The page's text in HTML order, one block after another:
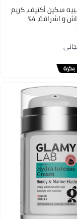
سكين أكتيف، كريم
مرطب انتعاش و اشراقة، 4%
للبشرة